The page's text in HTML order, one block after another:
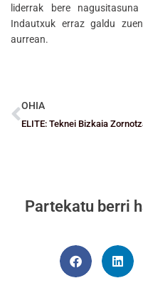
liderrak bere
Indautxuk erraz galdu
aurrean.
OHIA
Partekatu berri